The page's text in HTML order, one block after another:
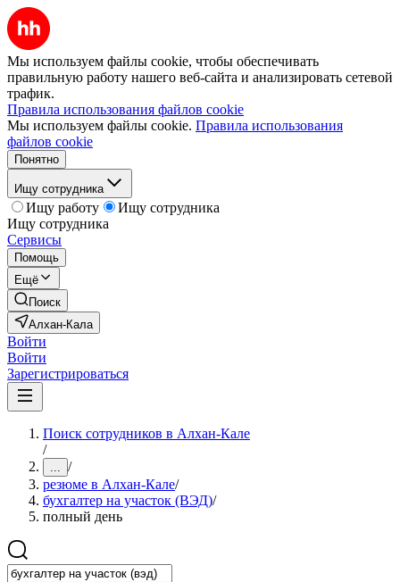
Мы используем файлы cookie, чтобы обеспечивать
правильную работу нашего веб-сайта и анализировать сетевой
трафик.
Правила использования файлов cookie
Мы используем файлы cookie. Правила использования
файлов cookie
Понятно
Ищу сотрудника
Ищу работу
Ищу сотрудника
Ищу сотрудника
Сервисы
Помощь
Ещё
Поиск
Алхан-Кала
Войти
Войти
Зарегистрироваться
Поиск сотрудников в Алхан-Кале
/
... /
резюме в Алхан-Кале/
бухгалтер на участок (ВЭД)/
полный день